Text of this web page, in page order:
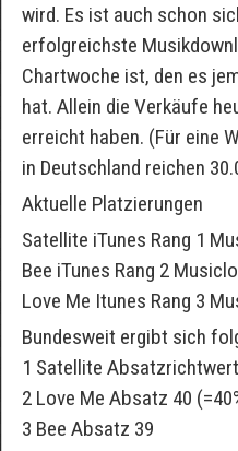
wird. Es ist auch schon
erfolgreichste
Chartwoche ist, den es
hat. Allein die Verkäufe
erreicht haben. (Für eine
in Deutschland reichen
Aktuelle Platzierungen
Satellite iTunes Rang 1
Bee iTunes Rang 2
Love Me Itunes Rang 3
Bundesweit ergibt sich
1 Satellite
2 Love Me Absatz 40
3 Bee Absatz 39